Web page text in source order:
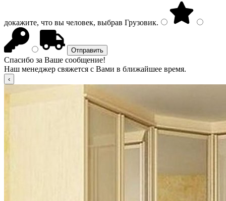
докажите, что вы человек, выбрав Грузовик.
Спасибо за Ваше сообщение!
Наш менеджер свяжется с Вами в ближайшее время.